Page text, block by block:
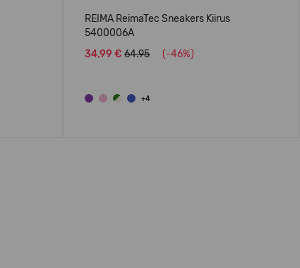
REIMA ReimaTec Sneakers Kiirus
5400006A
34,99 € 64.95 (-46%)
+4